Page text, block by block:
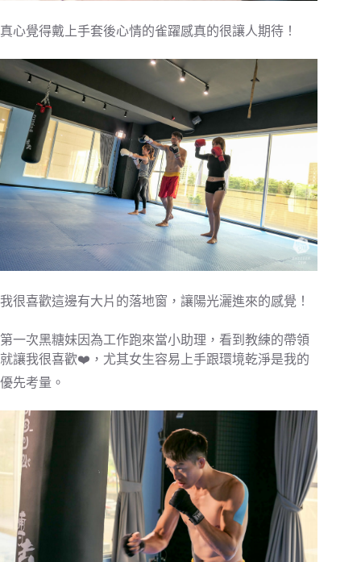
真心覺得戴上手套後心情的雀躍感真的很讓人期待！
我很喜歡這邊有大片的落地窗，讓陽光灑進來的感覺！
第一次黑糖妹因為工作跑來當小助理，看到教練的帶領
就讓我很喜歡❤️，尤其女生容易上手跟環境乾淨是我的
優先考量。